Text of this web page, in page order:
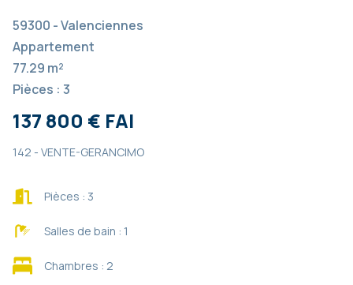
59300 - Valenciennes
Appartement
77.29 m²
Pièces : 3
137 800 € FAI
142 - VENTE-GERANCIMO
Pièces : 3
Salles de bain : 1
Chambres : 2